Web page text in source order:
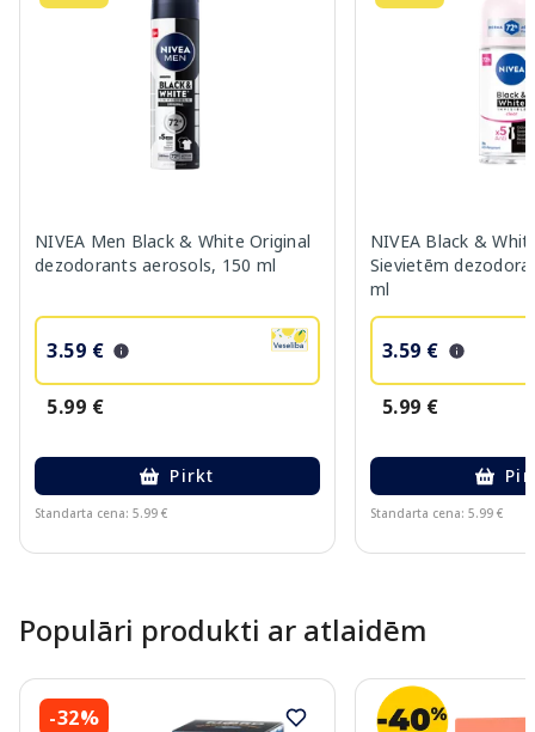
NIVEA Men Black & White Original
dezodorants aerosols, 150 ml
3.59 €
5.99 €
Pirkt
Standarta cena: 5.99 €
NIVEA Black &
Sievietēm
ml
3.59 €
5.99 €
Standarta cena: 5.99 €
Populāri produkti ar atlaidēm
-32%